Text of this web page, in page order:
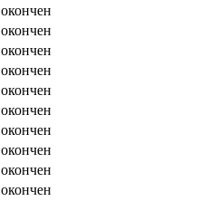
окончен
окончен
окончен
окончен
окончен
окончен
окончен
окончен
окончен
окончен